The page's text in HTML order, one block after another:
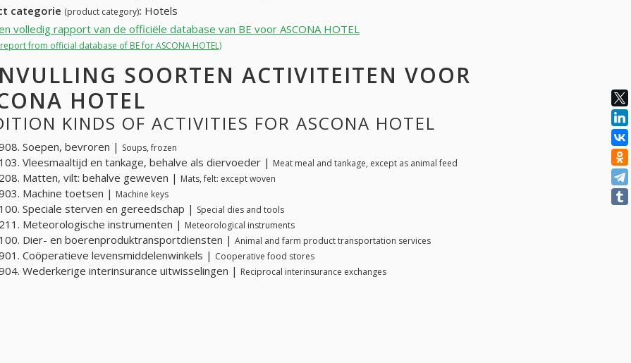
categorie (product category): Hotels
volledig rapport van de officiële database van BE voor ASCONA HOTEL
from official database of BE for ASCONA HOTEL)
SOORTEN ACTIVITEITEN VOOR
HOTEL
KINDS OF ACTIVITIES FOR ASCONA HOTEL
Soepen, bevroren | Soups, frozen
Vleesmaaltijd en tankage, behalve als diervoeder | Meat meal and tankage, except as animal feed
Matten, vilt: behalve geweven | Mats, felt: except woven
Machine toetsen | Machine keys
Speciale sterven en gereedschap | Special dies and tools
Meteorologische instrumenten | Meteorological instruments
Dier- en boerenproduktransportdiensten | Animal and farm product transportation services
Coöperatieve levensmiddelenwinkels | Cooperative food stores
Wederkerige interinsurance uitwisselingen | Reciprocal interinsurance exchanges